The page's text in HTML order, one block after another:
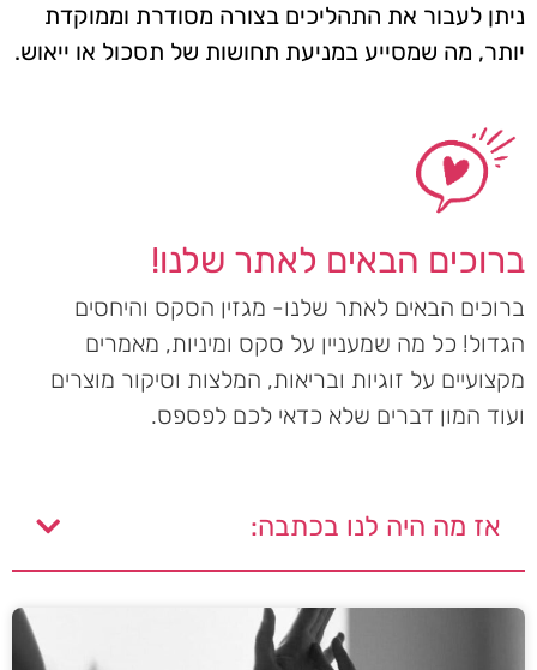
ניתן לעבור את התהליכים בצורה מסודרת וממוקדת
יותר, מה שמסייע במניעת תחושות של תסכול או ייאוש.
ברוכים הבאים לאתר שלנו!
ברוכים הבאים לאתר שלנו- מגזין הסקס והיחסים
הגדול! כל מה שמעניין על סקס ומיניות, מאמרים
מקצועיים על זוגיות ובריאות, המלצות וסיקור מוצרים
ועוד המון דברים שלא כדאי לכם לפספס.
אז מה היה לנו בכתבה: